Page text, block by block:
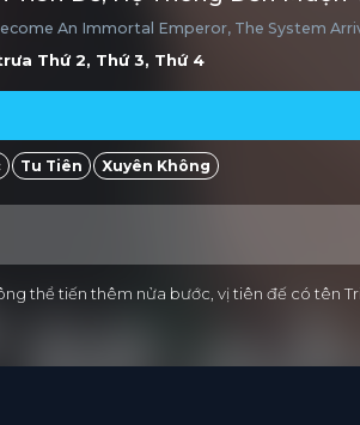
An Immortal Emperor, The System
Thứ 2, Thứ 3, Thứ 4
Tu Tiên Xuyên Không
thể tiến thêm nửa bước, vị tiên đế có tên